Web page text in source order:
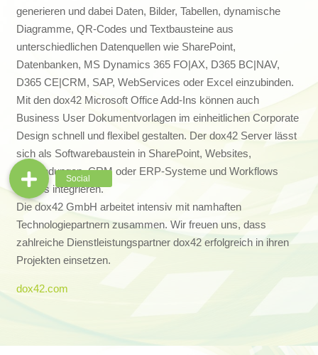
generieren und dabei Daten, Bilder, Tabellen, dynamische
Diagramme, QR-Codes und Textbausteine aus
unterschiedlichen Datenquellen wie SharePoint,
Datenbanken, MS Dynamics 365 FO|AX, D365 BC|NAV,
D365 CE|CRM, SAP, WebServices oder Excel einzubinden.
Mit den dox42 Microsoft Office Add-Ins können auch
Business User Dokumentvorlagen im einheitlichen Corporate
Design schnell und flexibel gestalten. Der dox42 Server lässt
sich als Softwarebaustein in SharePoint, Websites,
Anwendungen, CRM oder ERP-Systeme und Workflows
nahtlos integrieren.
Die dox42 GmbH arbeitet intensiv mit namhaften
Technologiepartnern zusammen. Wir freuen uns, dass
zahlreiche Dienstleistungspartner dox42 erfolgreich in ihren
Projekten einsetzen.
dox42.com